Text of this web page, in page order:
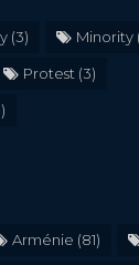
(3) Minority
Protest (3)
Arménie (81)